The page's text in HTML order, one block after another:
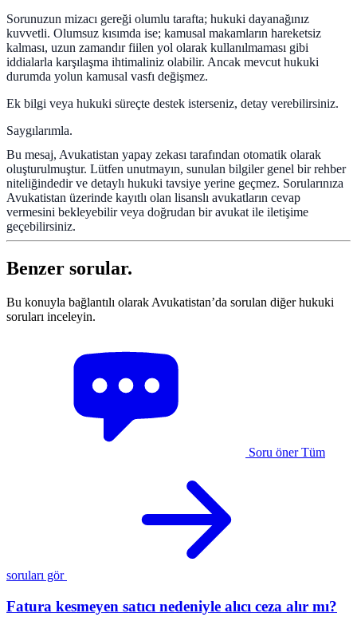
Sorunuzun mizacı gereği olumlu tarafta; hukuki dayanağınız
kuvvetli. Olumsuz kısımda ise; kamusal makamların hareketsiz
kalması, uzun zamandır fiilen yol olarak kullanılmaması gibi
iddialarla karşılaşma ihtimaliniz olabilir. Ancak mevcut hukuki
durumda yolun kamusal vasfı değişmez.
Ek bilgi veya hukuki süreçte destek isterseniz, detay verebilirsiniz.
Saygılarımla.
Bu mesaj, Avukatistan yapay zekası tarafından otomatik olarak
oluşturulmuştur. Lütfen unutmayın, sunulan bilgiler genel bir rehber
niteliğindedir ve detaylı hukuki tavsiye yerine geçmez. Sorularınıza
Avukatistan üzerinde kayıtlı olan lisanslı avukatların cevap
vermesini bekleyebilir veya doğrudan bir avukat ile iletişime
geçebilirsiniz.
Benzer sorular.
Bu konuyla bağlantılı olarak Avukatistan’da sorulan diğer hukuki
soruları inceleyin.
Soru öner Tüm
soruları gör
Fatura kesmeyen satıcı nedeniyle alıcı ceza alır mı?